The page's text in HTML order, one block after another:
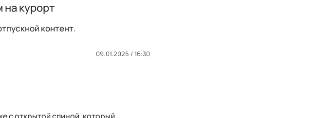
курорт
контент.
09.01.2025 / 16:30